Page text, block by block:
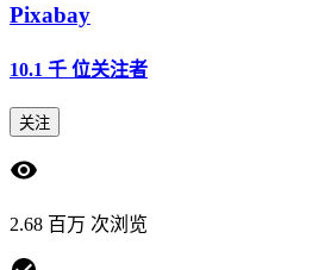
Pixabay
10.1 千 位关注者
关注
2.68 百万 次浏览